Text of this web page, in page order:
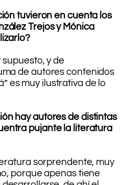
tuvieron en cuenta los
Trejos y Mónica
y de
de autores contenidos
es muy ilustrativa de lo
hay autores de distintas
pujante la literatura
sorprendente, muy
porque apenas tiene